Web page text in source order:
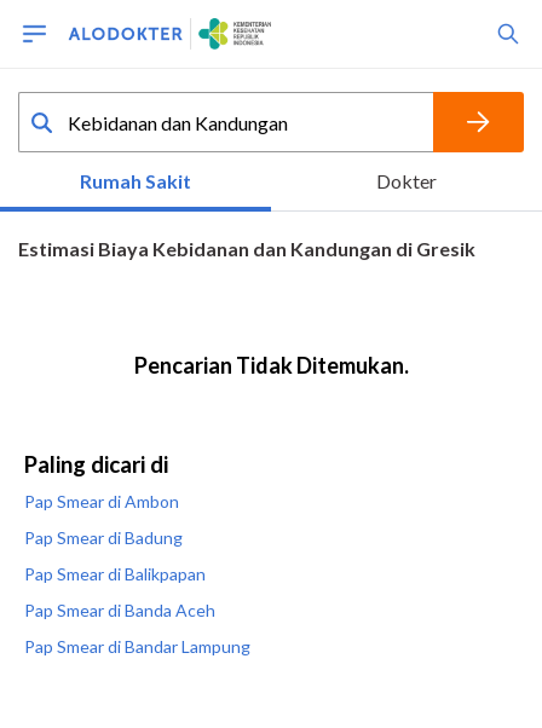
Paling dicari di
Pap Smear di Ambon
Pap Smear di Badung
Pap Smear di Balikpapan
Pap Smear di Banda Aceh
Pap Smear di Bandar Lampung